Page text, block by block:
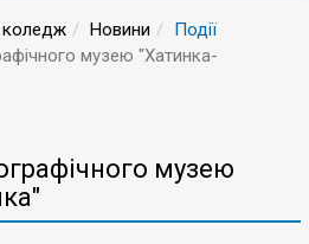
Новини
Події
музею "Хатинка-
музею